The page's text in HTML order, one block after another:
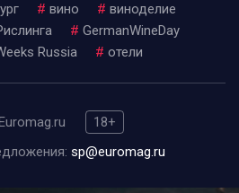
# вино # виноделие
# GermanWineDay
Russia # отели
18+
sp@euromag.ru